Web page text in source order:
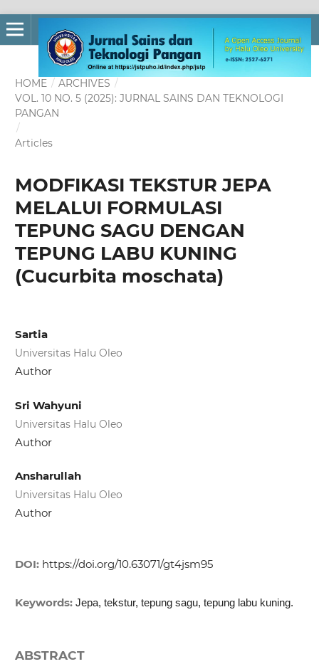
HOME / ARCHIVES /
VOL. 10 NO. 5 (2025): JURNAL SAINS DAN TEKNOLOGI
PANGAN
/
Articles
MODFIKASI TEKSTUR JEPA
MELALUI FORMULASI
TEPUNG SAGU DENGAN
TEPUNG LABU KUNING
(Cucurbita moschata)
Sartia
Universitas Halu Oleo
Author
Sri Wahyuni
Universitas Halu Oleo
Author
Ansharullah
Universitas Halu Oleo
Author
DOI: https://doi.org/10.63071/gt4jsm95
Keywords:Jepa, tekstur, tepung sagu, tepung labu kuning.
ABSTRACT